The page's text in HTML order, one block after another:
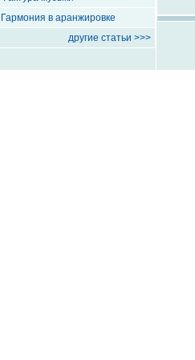
Гармония в аранжировке
другие статьи >>>